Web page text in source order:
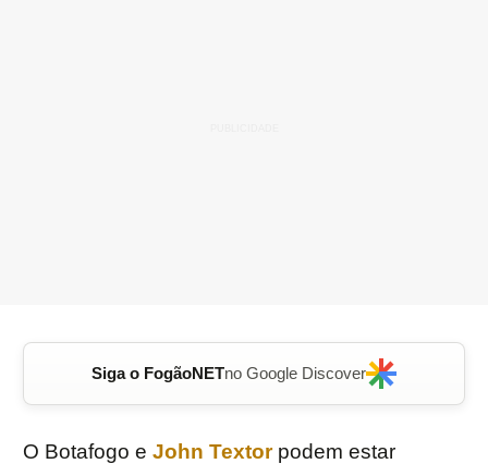
Siga o FogãoNETno Google Discover
O Botafogo e John Textorpodem estar